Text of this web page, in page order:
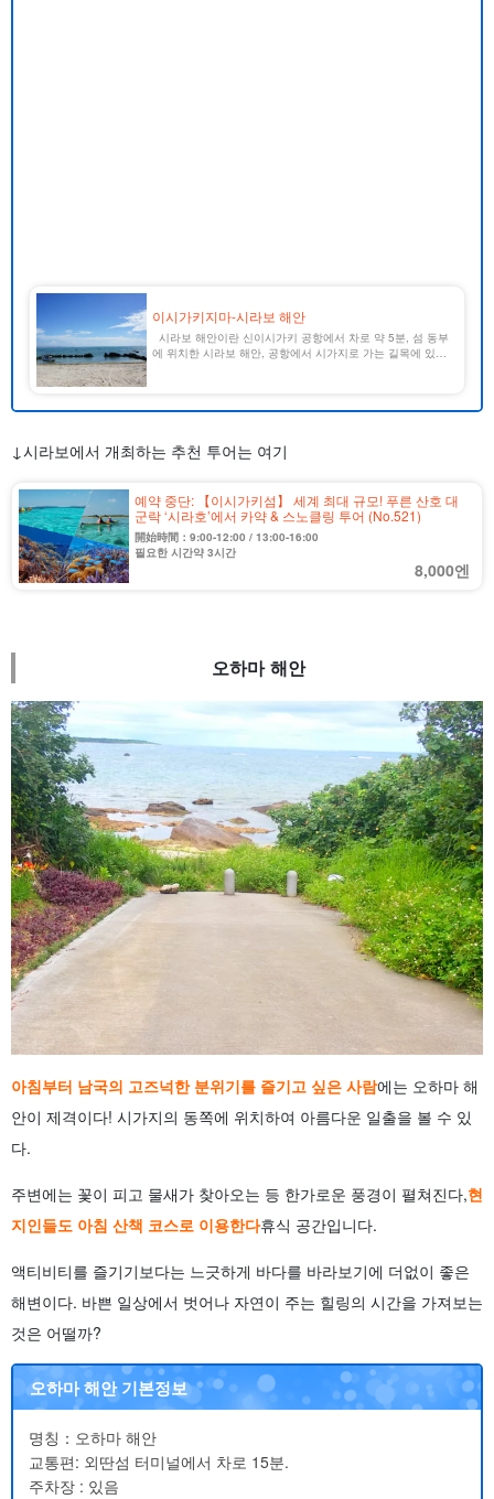
이시가키지마-시라보 해안
시라보 해안이란 신이시가키 공항에서 차로 약 5분, 섬 동부
에 위치한 시라보 해안, 공항에서 시가지로 가는 길목에 있으
↓시라보에서 개최하는 추천 투어는 여기
예약 중단: 【이시가키섬】 세계 최대 규모! 푸른 산호 대
군락 ‘시라호’에서 카약 & 스노클링 투어 (No.521)
開始時間：9:00-12:00 / 13:00-16:00
필요한 시간약 3시간
8,000엔
오하마 해안
아침부터 남국의 고즈넉한 분위기를 즐기고 싶은 사람에는 오하마 해
안이 제격이다! 시가지의 동쪽에 위치하여 아름다운 일출을 볼 수 있
다.
주변에는 꽃이 피고 물새가 찾아오는 등 한가로운 풍경이 펼쳐진다,현
지인들도 아침 산책 코스로 이용한다휴식 공간입니다.
액티비티를 즐기기보다는 느긋하게 바다를 바라보기에 더없이 좋은
해변이다. 바쁜 일상에서 벗어나 자연이 주는 힐링의 시간을 가져보는
것은 어떨까?
오하마 해안 기본정보
명칭：오하마 해안
교통편: 외딴섬 터미널에서 차로 15분.
주차장 : 있음